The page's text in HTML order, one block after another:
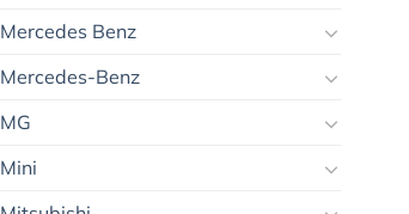
Mercedes Benz
Mercedes-Benz
MG
Mini